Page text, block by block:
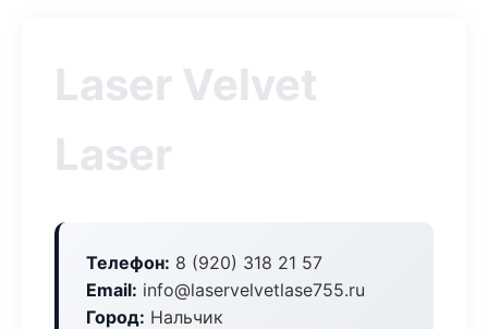
Laser Velvet
Laser
Телефон: 8 (920) 318 21 57
Email: info@laservelvetlase755.ru
Город: Нальчик